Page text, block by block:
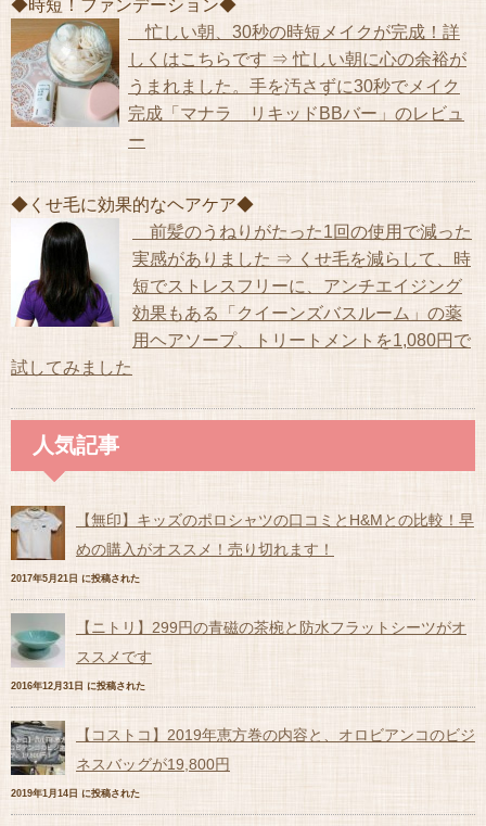
◆時短！ファンデーション◆
忙しい朝、30秒の時短メイクが完成！詳
しくはこちらです ⇒ 忙しい朝に心の余裕が
うまれました。手を汚さずに30秒でメイク
完成「マナラ リキッドBBバー」のレビュ
ー
◆くせ毛に効果的なヘアケア◆
前髪のうねりがたった1回の使用で減った
実感がありました ⇒ くせ毛を減らして、時
短でストレスフリーに、アンチエイジング
効果もある「クイーンズバスルーム」の薬
用ヘアソープ、トリートメントを1,080円で
試してみました
人気記事
【無印】キッズのポロシャツの口コミとH&Mとの比較！早
めの購入がオススメ！売り切れます！
2017年5月21日 に投稿された
【ニトリ】299円の青磁の茶椀と防水フラットシーツがオ
ススメです
2016年12月31日 に投稿された
【コストコ】2019年恵方巻の内容と、オロビアンコのビジ
ネスバッグが19,800円
2019年1月14日 に投稿された